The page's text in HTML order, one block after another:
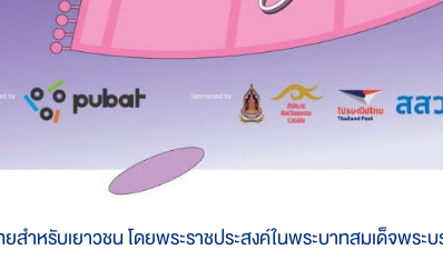
สำหรับเยาวชน โดยพระราชประสงค์ในพระบาทสมเด็จพระ